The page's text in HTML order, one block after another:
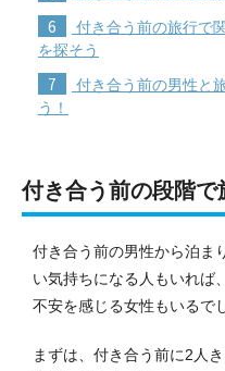
6
付き合う前の旅行で
を探そう
7
付き合う前の男性と
う！
付き合う前の段階
付き合う前の男性から泊ま
い気持ちになる人もいれば
不安を感じる女性もいるで
まずは、付き合う前に2人